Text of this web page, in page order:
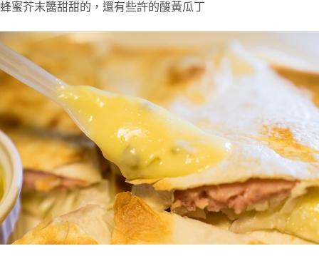
蜂蜜芥末醬甜甜的，還有些許的酸黃瓜丁